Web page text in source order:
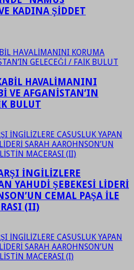
KADINA ŞİDDET
HAVALİMANINI
VE AFGANİSTAN’IN
BULUT
İNGİLİZLERE
YAHUDİ ŞEBEKESİ LİDERİ
CEMAL PAŞA İLE
(II)